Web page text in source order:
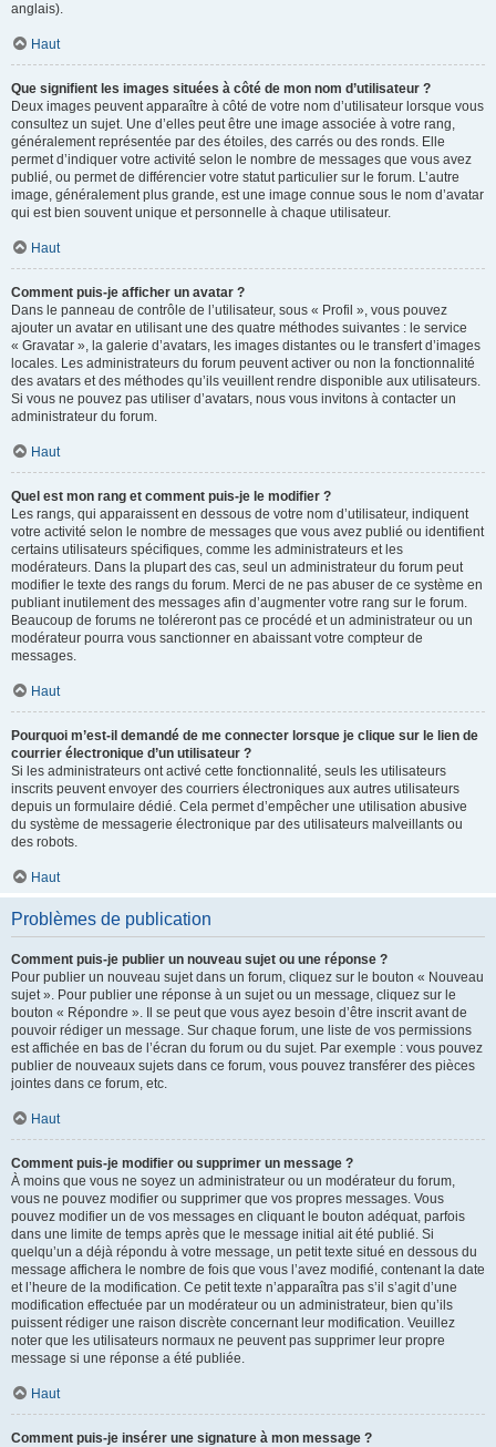
anglais).
Haut
Que signifient les images situées à côté de mon nom d’utilisateur ?
Deux images peuvent apparaître à côté de votre nom d’utilisateur lorsque vous
consultez un sujet. Une d’elles peut être une image associée à votre rang,
généralement représentée par des étoiles, des carrés ou des ronds. Elle
permet d’indiquer votre activité selon le nombre de messages que vous avez
publié, ou permet de différencier votre statut particulier sur le forum. L’autre
image, généralement plus grande, est une image connue sous le nom d’avatar
qui est bien souvent unique et personnelle à chaque utilisateur.
Haut
Comment puis-je afficher un avatar ?
Dans le panneau de contrôle de l’utilisateur, sous « Profil », vous pouvez
ajouter un avatar en utilisant une des quatre méthodes suivantes : le service
« Gravatar », la galerie d’avatars, les images distantes ou le transfert d’images
locales. Les administrateurs du forum peuvent activer ou non la fonctionnalité
des avatars et des méthodes qu’ils veuillent rendre disponible aux utilisateurs.
Si vous ne pouvez pas utiliser d’avatars, nous vous invitons à contacter un
administrateur du forum.
Haut
Quel est mon rang et comment puis-je le modifier ?
Les rangs, qui apparaissent en dessous de votre nom d’utilisateur, indiquent
votre activité selon le nombre de messages que vous avez publié ou identifient
certains utilisateurs spécifiques, comme les administrateurs et les
modérateurs. Dans la plupart des cas, seul un administrateur du forum peut
modifier le texte des rangs du forum. Merci de ne pas abuser de ce système en
publiant inutilement des messages afin d’augmenter votre rang sur le forum.
Beaucoup de forums ne toléreront pas ce procédé et un administrateur ou un
modérateur pourra vous sanctionner en abaissant votre compteur de
messages.
Haut
Pourquoi m’est-il demandé de me connecter lorsque je clique sur le lien de
courrier électronique d’un utilisateur ?
Si les administrateurs ont activé cette fonctionnalité, seuls les utilisateurs
inscrits peuvent envoyer des courriers électroniques aux autres utilisateurs
depuis un formulaire dédié. Cela permet d’empêcher une utilisation abusive
du système de messagerie électronique par des utilisateurs malveillants ou
des robots.
Haut
Problèmes de publication
Comment puis-je publier un nouveau sujet ou une réponse ?
Pour publier un nouveau sujet dans un forum, cliquez sur le bouton « Nouveau
sujet ». Pour publier une réponse à un sujet ou un message, cliquez sur le
bouton « Répondre ». Il se peut que vous ayez besoin d’être inscrit avant de
pouvoir rédiger un message. Sur chaque forum, une liste de vos permissions
est affichée en bas de l’écran du forum ou du sujet. Par exemple : vous pouvez
publier de nouveaux sujets dans ce forum, vous pouvez transférer des pièces
jointes dans ce forum, etc.
Haut
Comment puis-je modifier ou supprimer un message ?
À moins que vous ne soyez un administrateur ou un modérateur du forum,
vous ne pouvez modifier ou supprimer que vos propres messages. Vous
pouvez modifier un de vos messages en cliquant le bouton adéquat, parfois
dans une limite de temps après que le message initial ait été publié. Si
quelqu’un a déjà répondu à votre message, un petit texte situé en dessous du
message affichera le nombre de fois que vous l’avez modifié, contenant la date
et l’heure de la modification. Ce petit texte n’apparaîtra pas s’il s’agit d’une
modification effectuée par un modérateur ou un administrateur, bien qu’ils
puissent rédiger une raison discrète concernant leur modification. Veuillez
noter que les utilisateurs normaux ne peuvent pas supprimer leur propre
message si une réponse a été publiée.
Haut
Comment puis-je insérer une signature à mon message ?